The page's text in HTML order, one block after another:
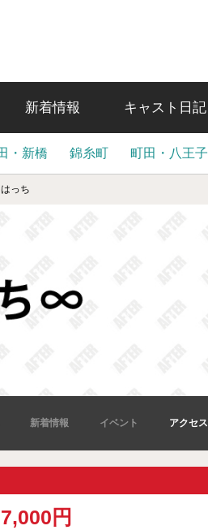
新着情報 キャスト日記
・新橋 錦糸町 町田・八王子
っち
新着情報 イベント アクセス
円